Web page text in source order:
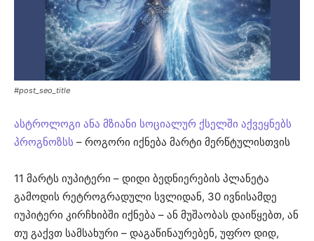
#post_seo_title
ასტროლოგი ანა მზიანი სოციალურ ქსელში აქვეყნებს
პროგნოზსს – როგორი იქნება მარტი მერწტულისთვის
11 მარტს იუპიტერი – დიდი ბედნიერების პლანეტა
გამოდის რეტროგრადული სვლიდან, 30 ივნისამდე
იუპიტერი კირჩხიბში იქნება – ან მუშაობას დაიწყებთ, ან
თუ გაქვთ სამსახური – დაგაწინაურებენ, უფრო დიდ,